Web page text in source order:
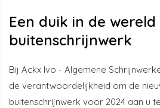
Een duik in de wereld
buitenschrijnwerk
Bij Ackx Ivo - Algemene
de verantwoordelijkheid om de
buitenschrijnwerk voor 2024 aan u